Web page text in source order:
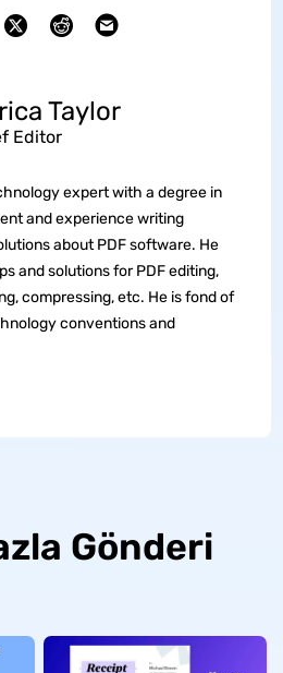
Taylor
Editor
expert with a degree in
and experience writing
about PDF software. He
and solutions for PDF editing,
compressing, etc. He is fond of
conventions and
Gönderi